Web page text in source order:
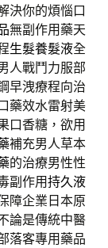
決你的煩惱口
無副作用藥天
生髮養髮液全
人戰鬥力服部
早洩療程向治
藥效水雷射美
口香糖，欲用
補充男人草本
的治療男性性
副作用持久液
障企業日本原
論是傳統中醫
落客專用藥品